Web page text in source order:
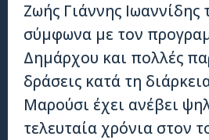
Ζωής Γιάννης Ιωαννίδης
σύμφωνα με τον
Δημάρχου και πολλές
δράσεις κατά τη
Μαρούσι έχει ανέβει
τελευταία χρόνια στον